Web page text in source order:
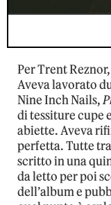
Per Trent
Aveva lavorato
Nine Inch Nails,
di tessiture cupe
abiette. Aveva
perfetta. Tutte
scritto in una
da letto per poi
dell’album e